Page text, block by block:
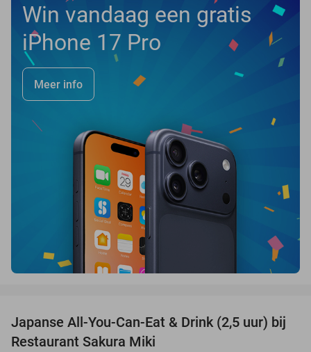
Win vandaag een gratis
iPhone 17 Pro
Meer info
13%
Japanse All-You-Can-Eat & Drink (2,5 uur) bij
Restaurant Sakura Miki